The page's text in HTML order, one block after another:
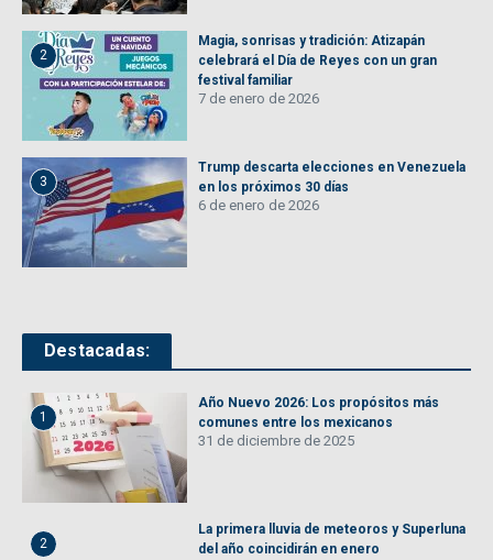
2
Magia, sonrisas y tradición: Atizapán
celebrará el Día de Reyes con un gran
festival familiar
7 de enero de 2026
3
Trump descarta elecciones en Venezuela
en los próximos 30 días
6 de enero de 2026
Destacadas:
1
Año Nuevo 2026: Los propósitos más
comunes entre los mexicanos
31 de diciembre de 2025
2
La primera lluvia de meteoros y Superluna
del año coincidirán en enero